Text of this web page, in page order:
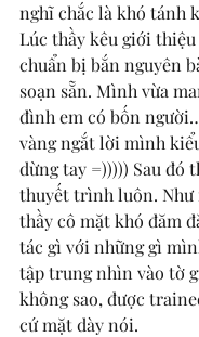
nghĩ chắc là khó tánh
Lúc thầy kêu giới
chuẩn bị bắn nguyên
soạn sẵn. Mình vừa
đình em có bốn
vàng ngắt lời mình
dừng tay =))))) Sau đó
thuyết trình luôn. Như
thầy cô mặt khó đăm
tác gì với những gì
tập trung nhìn vào tờ
không sao, được
cứ mặt dày nói.